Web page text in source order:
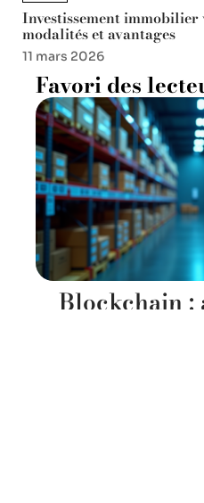
Investissement immobilier
modalités et avantages
11 mars 2026
Favori des
Blockchain :